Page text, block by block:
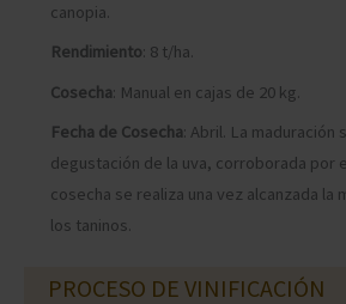
canopia.
Rendimiento: 8 t/ha.
Cosecha: Manual en cajas de 20 kg.
Fecha de Cosecha: Abril. La maduración
degustación de la uva, corroborada por
cosecha se realiza una vez alcanzada la
los taninos.
PROCESO DE VINIFICACIÓN